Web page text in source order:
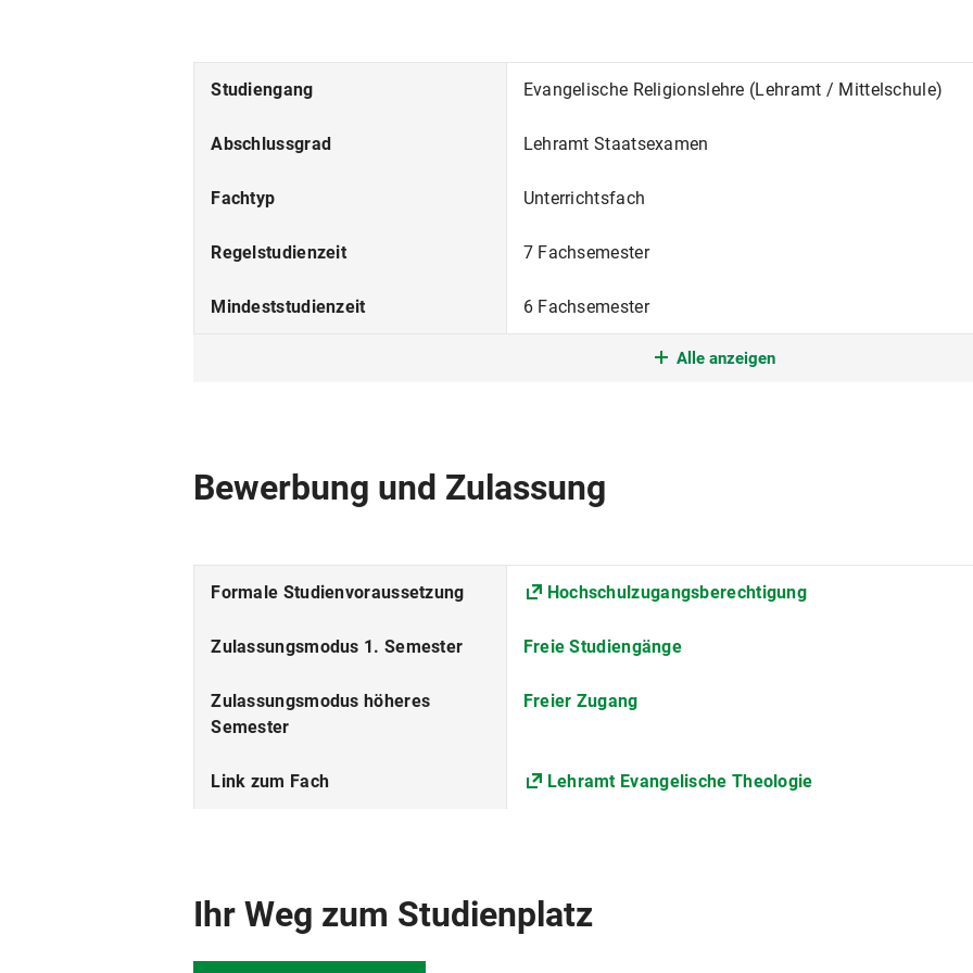
Studiengang Evangelische Religionslehre (Lehramt / Mittelschule)
Abschlussgrad Lehramt Staatsexamen
Fachtyp Unterrichtsfach
Regelstudienzeit 7 Fachsemester
Mindeststudienzeit 6 Fachsemester
Grundständiges Studium mit erstem
Studiensprache
Religionslehre mit dem Fach Didaktiken einer
Beiträge
Die Universität erhebt für das Studentenwerk München
Alle anzeigen
Bewerbung und Zulassung
Formale Studienvoraussetzung Hochschulzugangsberechtigung
Zulassungsmodus 1. Semester Freie Studiengänge
Zulassungsmodus höheres
Semester
Freier Zugang
Link zum Fach Lehramt Evangelische Theologie
Ihr Weg zum Studienplatz